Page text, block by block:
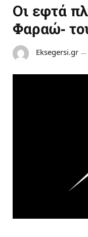
Οι εφτά
Φαραώ-
Eksegersi.gr